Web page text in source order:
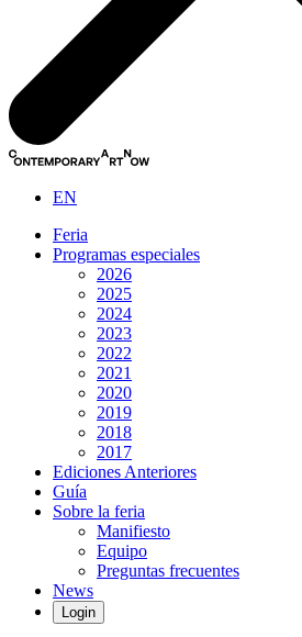
EN
Feria
Programas especiales
2026
2025
2024
2023
2022
2021
2020
2019
2018
2017
Ediciones Anteriores
Guía
Sobre la feria
Manifiesto
Equipo
Preguntas frecuentes
News
Login